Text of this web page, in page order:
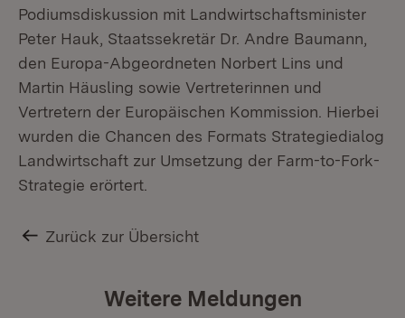
Podiumsdiskussion mit Landwirtschaftsminister
Peter Hauk, Staatssekretär Dr. Andre Baumann,
den Europa-Abgeordneten Norbert Lins und
Martin Häusling sowie Vertreterinnen und
Vertretern der Europäischen Kommission. Hierbei
wurden die Chancen des Formats Strategiedialog
Landwirtschaft zur Umsetzung der Farm-to-Fork-
Strategie erörtert.
Zurück zur Übersicht
Weitere Meldungen